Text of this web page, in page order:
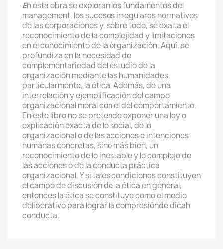
En esta obra se exploran los fundamentos del
management, los sucesos irregulares normativos
de las corporaciones y, sobre todo, se exalta el
reconocimiento de la complejidad y limitaciones
en el conocimiento de la organización. Aquí, se
profundiza en la necesidad de
complementariedad del estudio de la
organización mediante las humanidades,
particularmente, la ética. Además, de una
interrelación y ejemplificación del campo
organizacional moral con el del comportamiento.
En este libro no se pretende exponer una ley o
explicación exacta de lo social, de lo
organizacional o de las acciones e intenciones
humanas concretas, sino más bien, un
reconocimiento de lo inestable y lo complejo de
las acciones o de la conducta práctica
organizacional. Y si tales condiciones constituyen
el campo de discusión de la ética en general,
entonces la ética se constituye como el medio
deliberativo para lograr la compresiónde dicah
conducta.